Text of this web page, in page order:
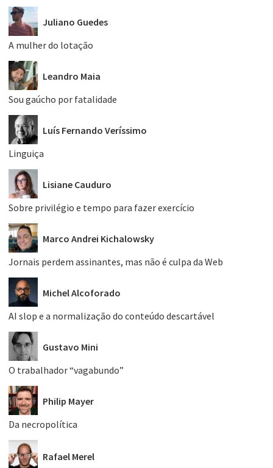
Juliano Guedes
A mulher do lotação
Leandro Maia
Sou gaúcho por fatalidade
Luís Fernando Veríssimo
Linguiça
Lisiane Cauduro
Sobre privilégio e tempo para fazer exercício
Marco Andrei Kichalowsky
Jornais perdem assinantes, mas não é culpa da Web
Michel Alcoforado
AI slop e a normalização do conteúdo descartável
Gustavo Mini
O trabalhador “vagabundo”
Philip Mayer
Da necropolítica
Rafael Merel